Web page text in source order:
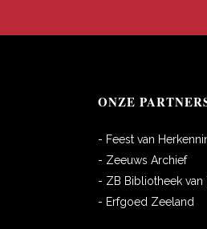
ONZE
- Feest van
- Zeeuws Archief
- ZB Bibliotheek van
- Erfgoed Zeeland